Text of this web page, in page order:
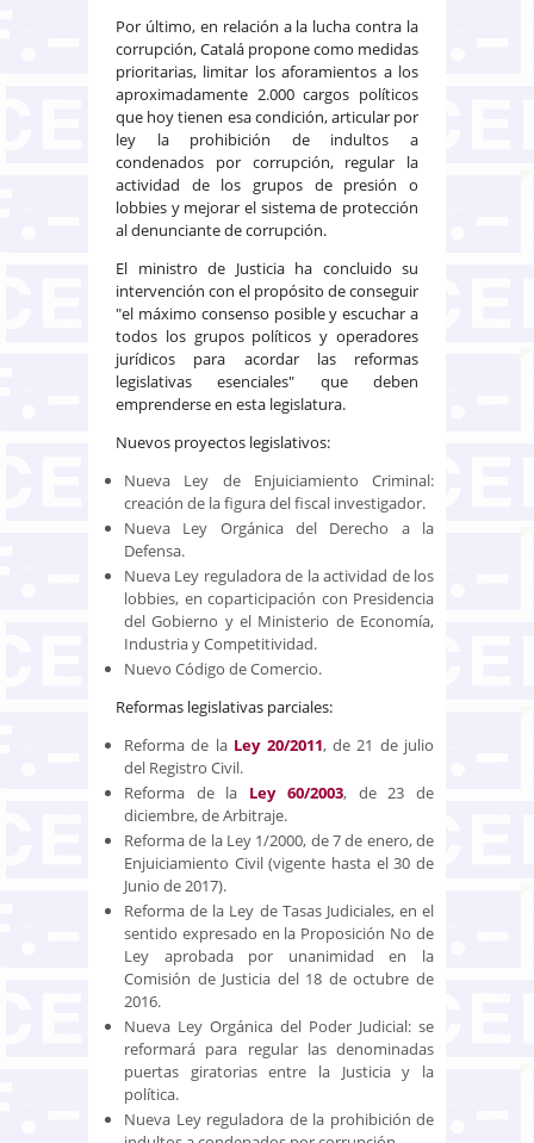
Por último, en relación a la lucha contra la
corrupción, Catalá propone como medidas
prioritarias, limitar los aforamientos a los
aproximadamente 2.000 cargos políticos
que hoy tienen esa condición, articular por
ley la prohibición de indultos a
condenados por corrupción, regular la
actividad de los grupos de presión o
lobbies y mejorar el sistema de protección
al denunciante de corrupción.
El ministro de Justicia ha concluido su
intervención con el propósito de conseguir
"el máximo consenso posible y escuchar a
todos los grupos políticos y operadores
jurídicos para acordar las reformas
legislativas esenciales" que deben
emprenderse en esta legislatura.
Nuevos proyectos legislativos:
Nueva Ley de Enjuiciamiento Criminal:
creación de la figura del fiscal investigador.
Nueva Ley Orgánica del Derecho a la
Defensa.
Nueva Ley reguladora de la actividad de los
lobbies, en coparticipación con Presidencia
del Gobierno y el Ministerio de Economía,
Industria y Competitividad.
Nuevo Código de Comercio.
Reformas legislativas parciales:
Reforma de la Ley 20/2011, de 21 de julio
del Registro Civil.
Reforma de la Ley 60/2003, de 23 de
diciembre, de Arbitraje.
Reforma de la Ley 1/2000, de 7 de enero, de
Enjuiciamiento Civil (vigente hasta el 30 de
Junio de 2017).
Reforma de la Ley de Tasas Judiciales, en el
sentido expresado en la Proposición No de
Ley aprobada por unanimidad en la
Comisión de Justicia del 18 de octubre de
2016.
Nueva Ley Orgánica del Poder Judicial: se
reformará para regular las denominadas
puertas giratorias entre la Justicia y la
política.
Nueva Ley reguladora de la prohibición de